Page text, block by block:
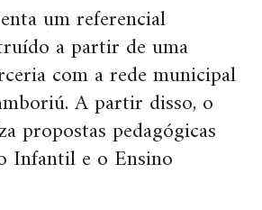
um referencial
a partir de uma
com a rede municipal
A partir disso, o
propostas pedagógicas
Infantil e o Ensino